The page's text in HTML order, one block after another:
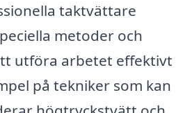
taktvättare
metoder och
utföra arbetet effektivt
på tekniker som kan